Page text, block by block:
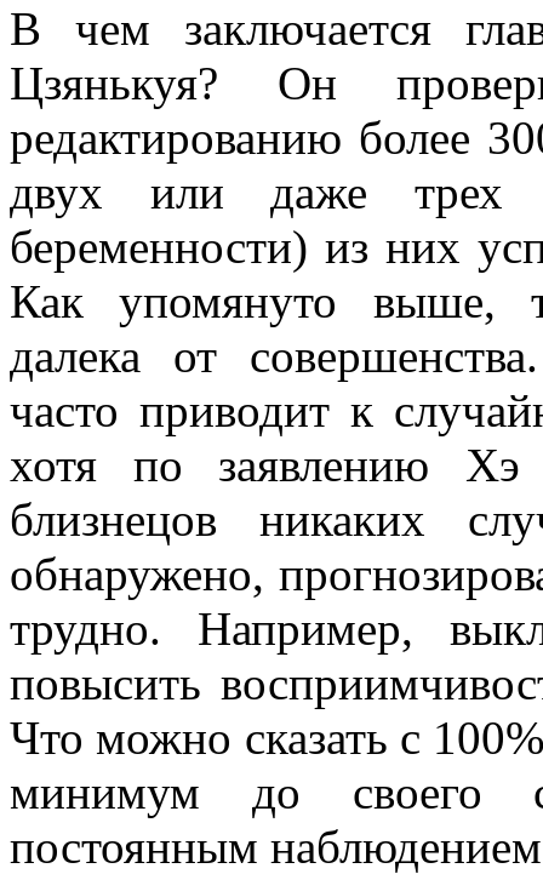
В чем заключается
Цзянькуя? Он
редактированию более
двух или даже
беременности) из них
Как упомянуто выше,
далека от
часто приводит к
хотя по заявлению Хэ
близнецов никаких
обнаружено,
трудно. Например,
повысить
Что можно сказать с
минимум до своего
постоянным